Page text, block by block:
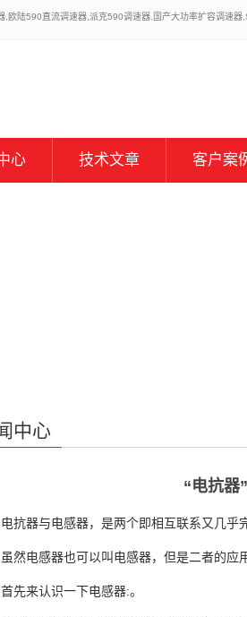
欧陆590直流调速器,派克590调速器,国产大功率扩容调速器
心 技术文章 客户案
中心
“电抗器
器与电感器，是两个即相互联系又几乎完
电感器也可以叫电感器，但是二者的应用
来认识一下电感器:。